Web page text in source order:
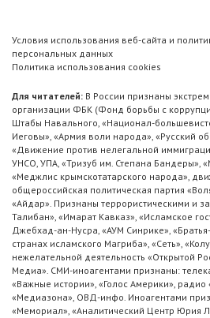
Условия использования веб-сайта и
персональных данных
Политика использования cookies
Для читателей: В России признаны
организации ФБК (Фонд борьбы с
Штабы Навального, «Национал-
Иеговы», «Армия воли народа», «Русский
«Движение против нелегальной
УНСО, УПА, «Тризуб им. Степана Бандеры»,
«Меджлис крымскотатарского народа»,
общероссийская политическая партия
«Айдар». Признаны террористическими и
Талибан», «Имарат Кавказ», «Исламское
Джебхад-ан-Нусра, «АУМ Синрике»,
странах исламского Магриба», «Сеть»,
нежелательной деятельность «Открытой
Медиа». СМИ-иноагентами признаны:
«Важные истории», «Голос Америки», радио
«Медиазона», ОВД-инфо. Иноагентами
«Мемориал», «Аналитический Центр Юрия